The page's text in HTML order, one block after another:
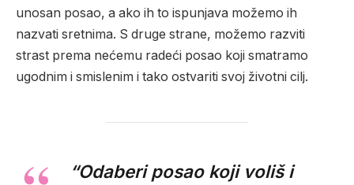
unosan posao, a ako ih to ispunjava možemo ih
nazvati sretnima. S druge strane, možemo razviti
strast prema nećemu radeći posao koji smatramo
ugodnim i smislenim i tako ostvariti svoj životni cilj.
“Odaberi posao koji voliš i